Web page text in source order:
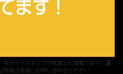
サイトスタッフが収集した情報であり、
店
情報は店舗にお問い合わせください。